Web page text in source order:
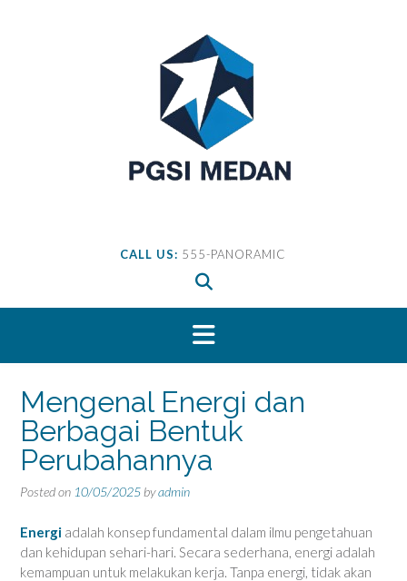
CALL US: 555-PANORAMIC
Mengenal Energi dan
Berbagai Bentuk
Perubahannya
Posted on 10/05/2025 byadmin
Energi adalah konsep fundamental dalam ilmu pengetahuan
dan kehidupan sehari-hari. Secara sederhana, energi adalah
kemampuan untuk melakukan kerja. Tanpa energi, tidak akan